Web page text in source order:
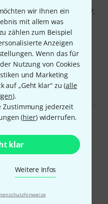
wir Ihnen ein
mit allem was
zählen zum Beispiel
Anzeigen
Wenn das für
Nutzung von Cookies
und Marketing
auf „Geht klar“ zu (alle
).
Zustimmung jederzeit
(hier) widerrufen.
klar
Weitere Infos
8-Kanal AD, Wandler, U87,
und die Klemmen und
mehr rein ..... diese auf der
MELDEN
03.02.2023
ausreichend Platz
nicht. Ich benutze ihn im